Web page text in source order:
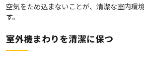
空気をため込まないことが、清潔な室内環
す。
室外機まわりを清潔に保つ